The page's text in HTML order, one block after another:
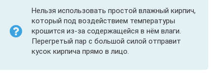
Нельзя использовать простой влажный кирпич,
который под воздействием температуры
крошится из-за содержащейся в нём влаги.
Перегретый пар с большой силой отправит
кусок кирпича прямо в лицо.